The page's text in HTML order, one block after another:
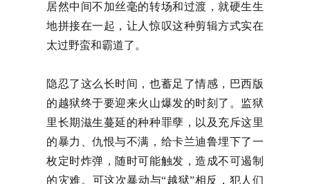
居然中间不加丝毫的转场和过渡，就硬生生
地拼接在一起，让人惊叹这种剪辑方式实在
太过野蛮和霸道了。
隐忍了这么长时间，也蓄足了情感，巴西版
的越狱终于要迎来火山爆发的时刻了。监狱
里长期滋生蔓延的种种罪孽，以及充斥这里
的暴力、仇恨与不满，给卡兰迪鲁埋下了一
枚定时炸弹，随时可能触发，造成不可遏制
的灾难。可这次暴动与“越狱”相反，犯人们